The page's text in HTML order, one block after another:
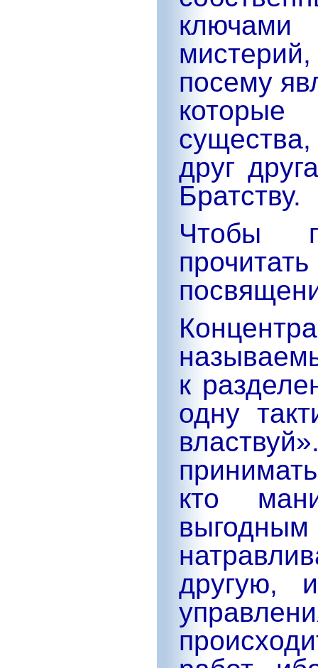
посему
друг
Братству.
Чтобы
к
одну
кто
выгодным
другую,